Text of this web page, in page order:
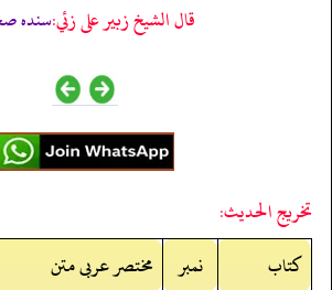
قال الشيخ زبير على زئي:سنده
تخريج الحديث:
کتاب
نمبر
مختصر عربی متن